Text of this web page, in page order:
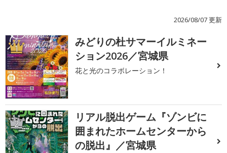
2026/08/07 更新
1
みどりの杜サマーイルミネー
ション2026／宮城県
花と光のコラボレーション！
2
リアル脱出ゲーム『ゾンビに
囲まれたホームセンターから
の脱出』／宮城県